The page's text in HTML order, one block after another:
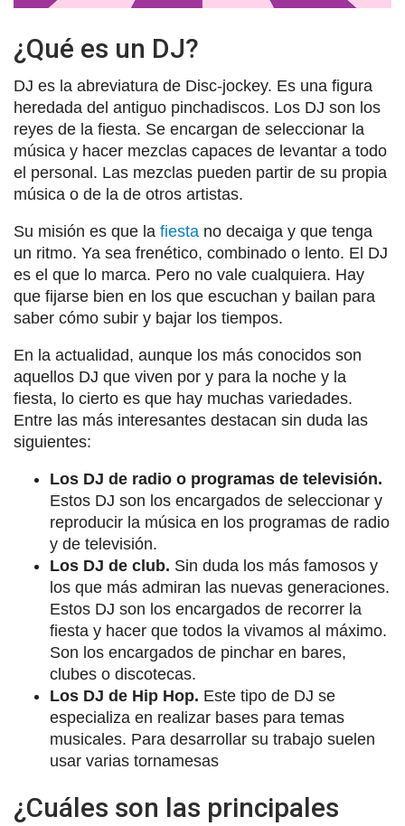
¿Qué es un DJ?
DJ es la abreviatura de Disc-jockey. Es una figura
heredada del antiguo pinchadiscos. Los DJ son los
reyes de la fiesta. Se encargan de seleccionar la
música y hacer mezclas capaces de levantar a todo
el personal. Las mezclas pueden partir de su propia
música o de la de otros artistas.
Su misión es que la fiesta no decaiga y que tenga
un ritmo. Ya sea frenético, combinado o lento. El DJ
es el que lo marca. Pero no vale cualquiera. Hay
que fijarse bien en los que escuchan y bailan para
saber cómo subir y bajar los tiempos.
En la actualidad, aunque los más conocidos son
aquellos DJ que viven por y para la noche y la
fiesta, lo cierto es que hay muchas variedades.
Entre las más interesantes destacan sin duda las
siguientes:
Los DJ de radio o programas de televisión.
Estos DJ son los encargados de seleccionar y
reproducir la música en los programas de radio
y de televisión.
Los DJ de club. Sin duda los más famosos y
los que más admiran las nuevas generaciones.
Estos DJ son los encargados de recorrer la
fiesta y hacer que todos la vivamos al máximo.
Son los encargados de pinchar en bares,
clubes o discotecas.
Los DJ de Hip Hop. Este tipo de DJ se
especializa en realizar bases para temas
musicales. Para desarrollar su trabajo suelen
usar varias tornamesas
¿Cuáles son las principales